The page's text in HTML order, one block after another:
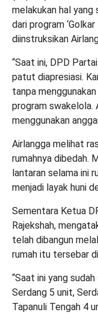
melakukan hal yang
dari program
diinstruksikan
“Saat ini, DPD
patut diapresiasi.
tanpa
program swakelola.
menggunakan
Airlangga melihat
rumahnya dibedah.
lantaran selama ini
menjadi layak huni
Sementara Ketua
Rajekshah,
telah dibangun
rumah itu tersebar
“Saat ini yang
Serdang 5 unit,
Tapanuli Tengah 4